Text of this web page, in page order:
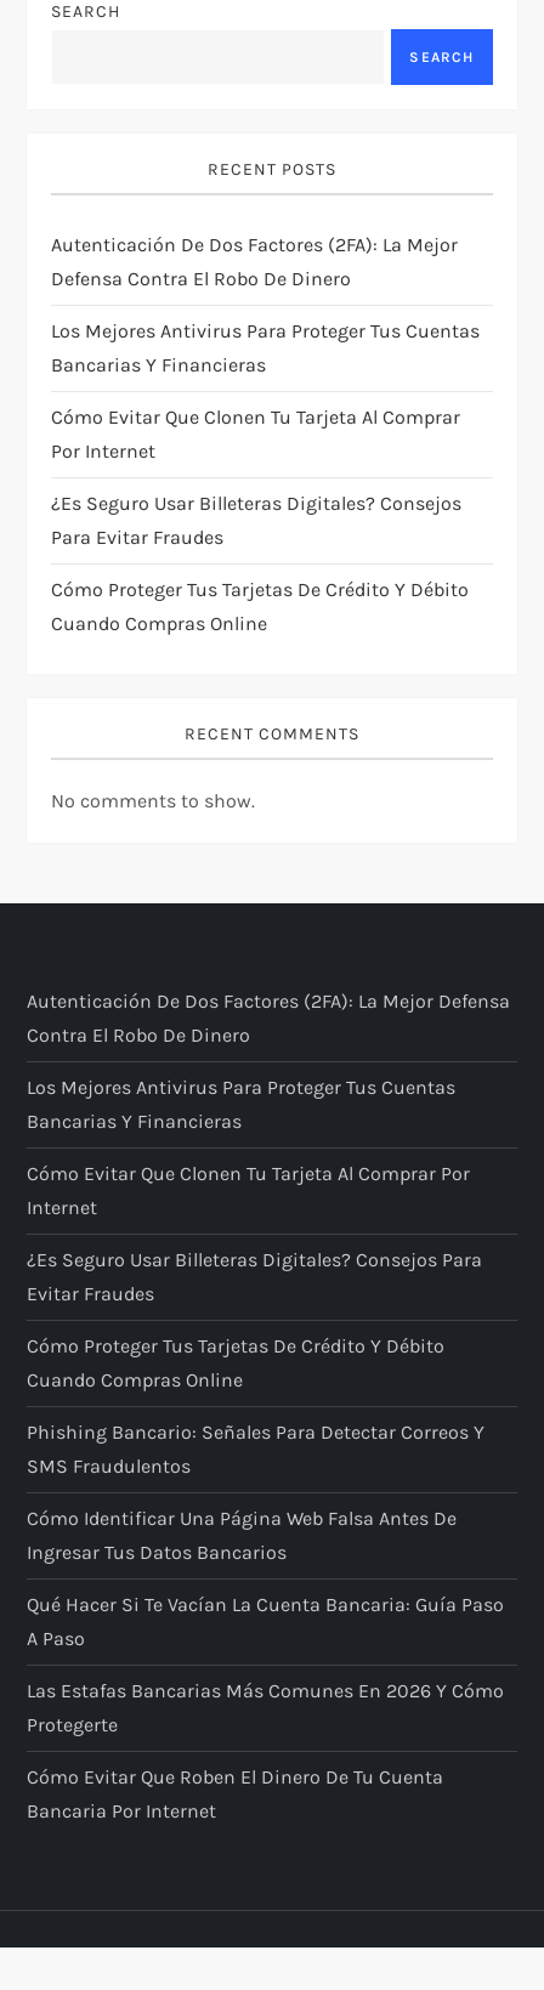
a
g
a
t
i
o
n
SEARCH
SEARCH
RECENT POSTS
Autenticación De Dos Factores (2FA): La Mejor
Defensa Contra El Robo De Dinero
Los Mejores Antivirus Para Proteger Tus Cuentas
Bancarias Y Financieras
Cómo Evitar Que Clonen Tu Tarjeta Al Comprar
Por Internet
¿Es Seguro Usar Billeteras Digitales? Consejos
Para Evitar Fraudes
Cómo Proteger Tus Tarjetas De Crédito Y Débito
Cuando Compras Online
RECENT COMMENTS
No comments to show.
Autenticación De Dos Factores (2FA): La Mejor Defensa
Contra El Robo De Dinero
Los Mejores Antivirus Para Proteger Tus Cuentas
Bancarias Y Financieras
Cómo Evitar Que Clonen Tu Tarjeta Al Comprar Por
Internet
¿Es Seguro Usar Billeteras Digitales? Consejos Para
Evitar Fraudes
Cómo Proteger Tus Tarjetas De Crédito Y Débito
Cuando Compras Online
Phishing Bancario: Señales Para Detectar Correos Y
SMS Fraudulentos
Cómo Identificar Una Página Web Falsa Antes De
Ingresar Tus Datos Bancarios
Qué Hacer Si Te Vacían La Cuenta Bancaria: Guía Paso
A Paso
Las Estafas Bancarias Más Comunes En 2026 Y Cómo
Protegerte
Cómo Evitar Que Roben El Dinero De Tu Cuenta
Bancaria Por Internet